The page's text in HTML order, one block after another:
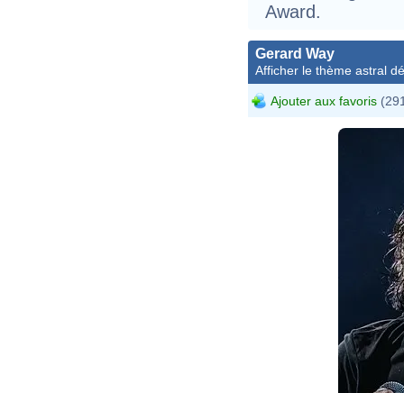
Award.
Gerard Way
Afficher le thème astral
Ajouter aux favoris